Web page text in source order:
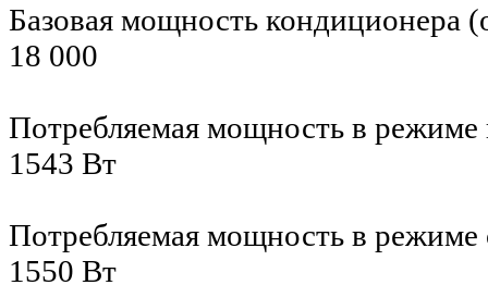
Базовая мощность кондиционера
18 000
Потребляемая мощность в режиме
1543 Вт
Потребляемая мощность в режиме
1550 Вт